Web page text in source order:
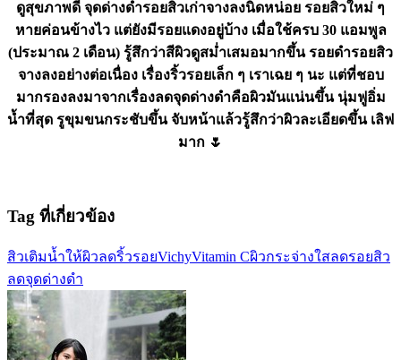
ดูสุขภาพดี จุดด่างดำรอยสิวเก่าจางลงนิดหน่อย รอยสิวใหม่ ๆ
หายค่อนข้างไว แต่ยังมีรอยแดงอยู่บ้าง เมื่อใช้ครบ 30 แอมพูล
(ประมาณ 2 เดือน) รู้สึกว่าสีผิวดูสม่ำเสมอมากขึ้น รอยดำรอยสิว
จางลงอย่างต่อเนื่อง เรื่องริ้วรอยเล็ก ๆ เราเฉย ๆ นะ แต่ที่ชอบ
มากรองลงมาจากเรื่องลดจุดด่างดำคือผิวมันแน่นขึ้น นุ่มฟูอิ่ม
น้ำที่สุด รูขุมขนกระชับขึ้น จับหน้าแล้วรู้สึกว่าผิวละเอียดขึ้น เลิฟ
มาก 🌷
Tag ที่เกี่ยวข้อง
สิวเติมน้ำให้ผิวลดริ้วรอยVichyVitamin Cผิวกระจ่างใสลดรอยสิว
ลดจุดด่างดำ